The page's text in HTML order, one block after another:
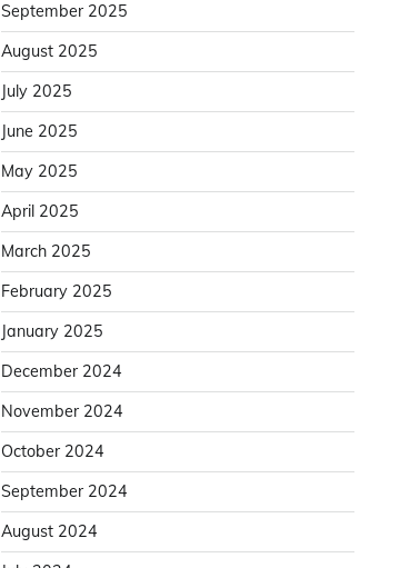
September 2025
August 2025
July 2025
June 2025
May 2025
April 2025
March 2025
February 2025
January 2025
December 2024
November 2024
October 2024
September 2024
August 2024